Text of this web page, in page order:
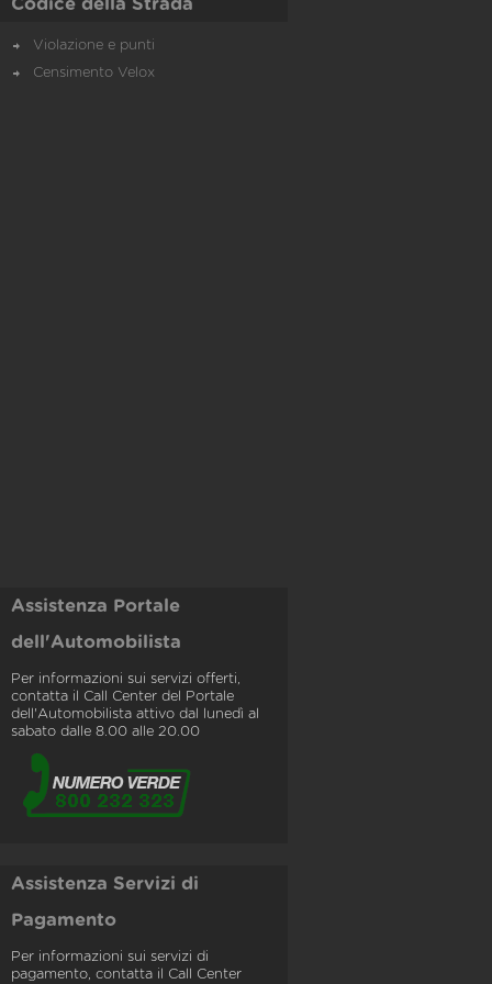
Codice della Strada
Violazione e punti
Censimento Velox
Assistenza Portale
dell'Automobilista
Per informazioni sui servizi offerti,
contatta il Call Center del Portale
dell'Automobilista attivo dal lunedì al
sabato dalle 8.00 alle 20.00
Assistenza Servizi di
Pagamento
Per informazioni sui servizi di
pagamento, contatta il Call Center